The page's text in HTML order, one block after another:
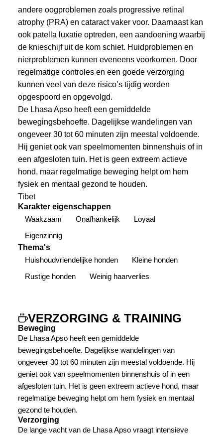
andere oogproblemen zoals progressive retinal
atrophy (PRA) en cataract vaker voor. Daarnaast kan
ook patella luxatie optreden, een aandoening waarbij
de knieschijf uit de kom schiet. Huidproblemen en
nierproblemen kunnen eveneens voorkomen. Door
regelmatige controles en een goede verzorging
kunnen veel van deze risico’s tijdig worden
opgespoord en opgevolgd.
De Lhasa Apso heeft een gemiddelde
bewegingsbehoefte. Dagelijkse wandelingen van
ongeveer 30 tot 60 minuten zijn meestal voldoende.
Hij geniet ook van speelmomenten binnenshuis of in
een afgesloten tuin. Het is geen extreem actieve
hond, maar regelmatige beweging helpt om hem
fysiek en mentaal gezond te houden.
Tibet
Karakter eigenschappen
Waakzaam
Onafhankelijk
Loyaal
Eigenzinnig
Thema's
Huishoudvriendelijke honden
Kleine honden
Rustige honden
Weinig haarverlies
VERZORGING & TRAINING
Beweging
De Lhasa Apso heeft een gemiddelde
bewegingsbehoefte. Dagelijkse wandelingen van
ongeveer 30 tot 60 minuten zijn meestal voldoende. Hij
geniet ook van speelmomenten binnenshuis of in een
afgesloten tuin. Het is geen extreem actieve hond, maar
regelmatige beweging helpt om hem fysiek en mentaal
gezond te houden.
Verzorging
De lange vacht van de Lhasa Apso vraagt intensieve